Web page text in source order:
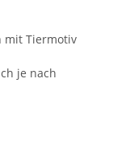
mit Tiermotiv
je nach